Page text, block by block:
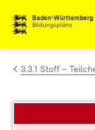
Zum Inhalt
Baden-Württemberg
Bildungspläne
3.3.1 Stoff –